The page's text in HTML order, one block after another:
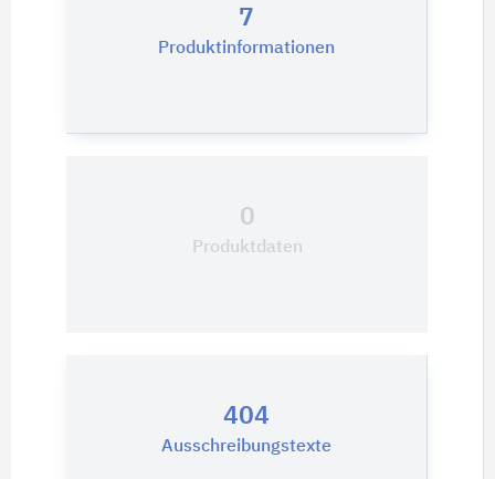
7
Produktinformationen
0
Produktdaten
404
Ausschreibungstexte